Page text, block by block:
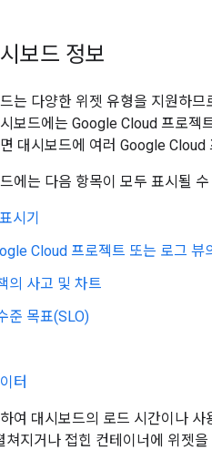
보드 정보
는 다양한 위젯 유형을 지원하
보드에는 Google Cloud 프로젝
대시보드에 여러 Google Cloud
에는 다음 항목이 모두 표시될 수
시기
Cloud 프로젝트 또는 로그 뷰
의 사고 및 차트
준 목표(SLO)
터
하여 대시보드의 로드 시간이나
쳐지거나 접힌 컨테이너에 위젯